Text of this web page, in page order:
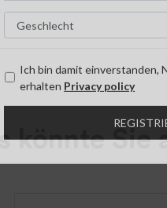
könnte Sie
EARLY
Melden Sie sich für unseren
Vorschau auf